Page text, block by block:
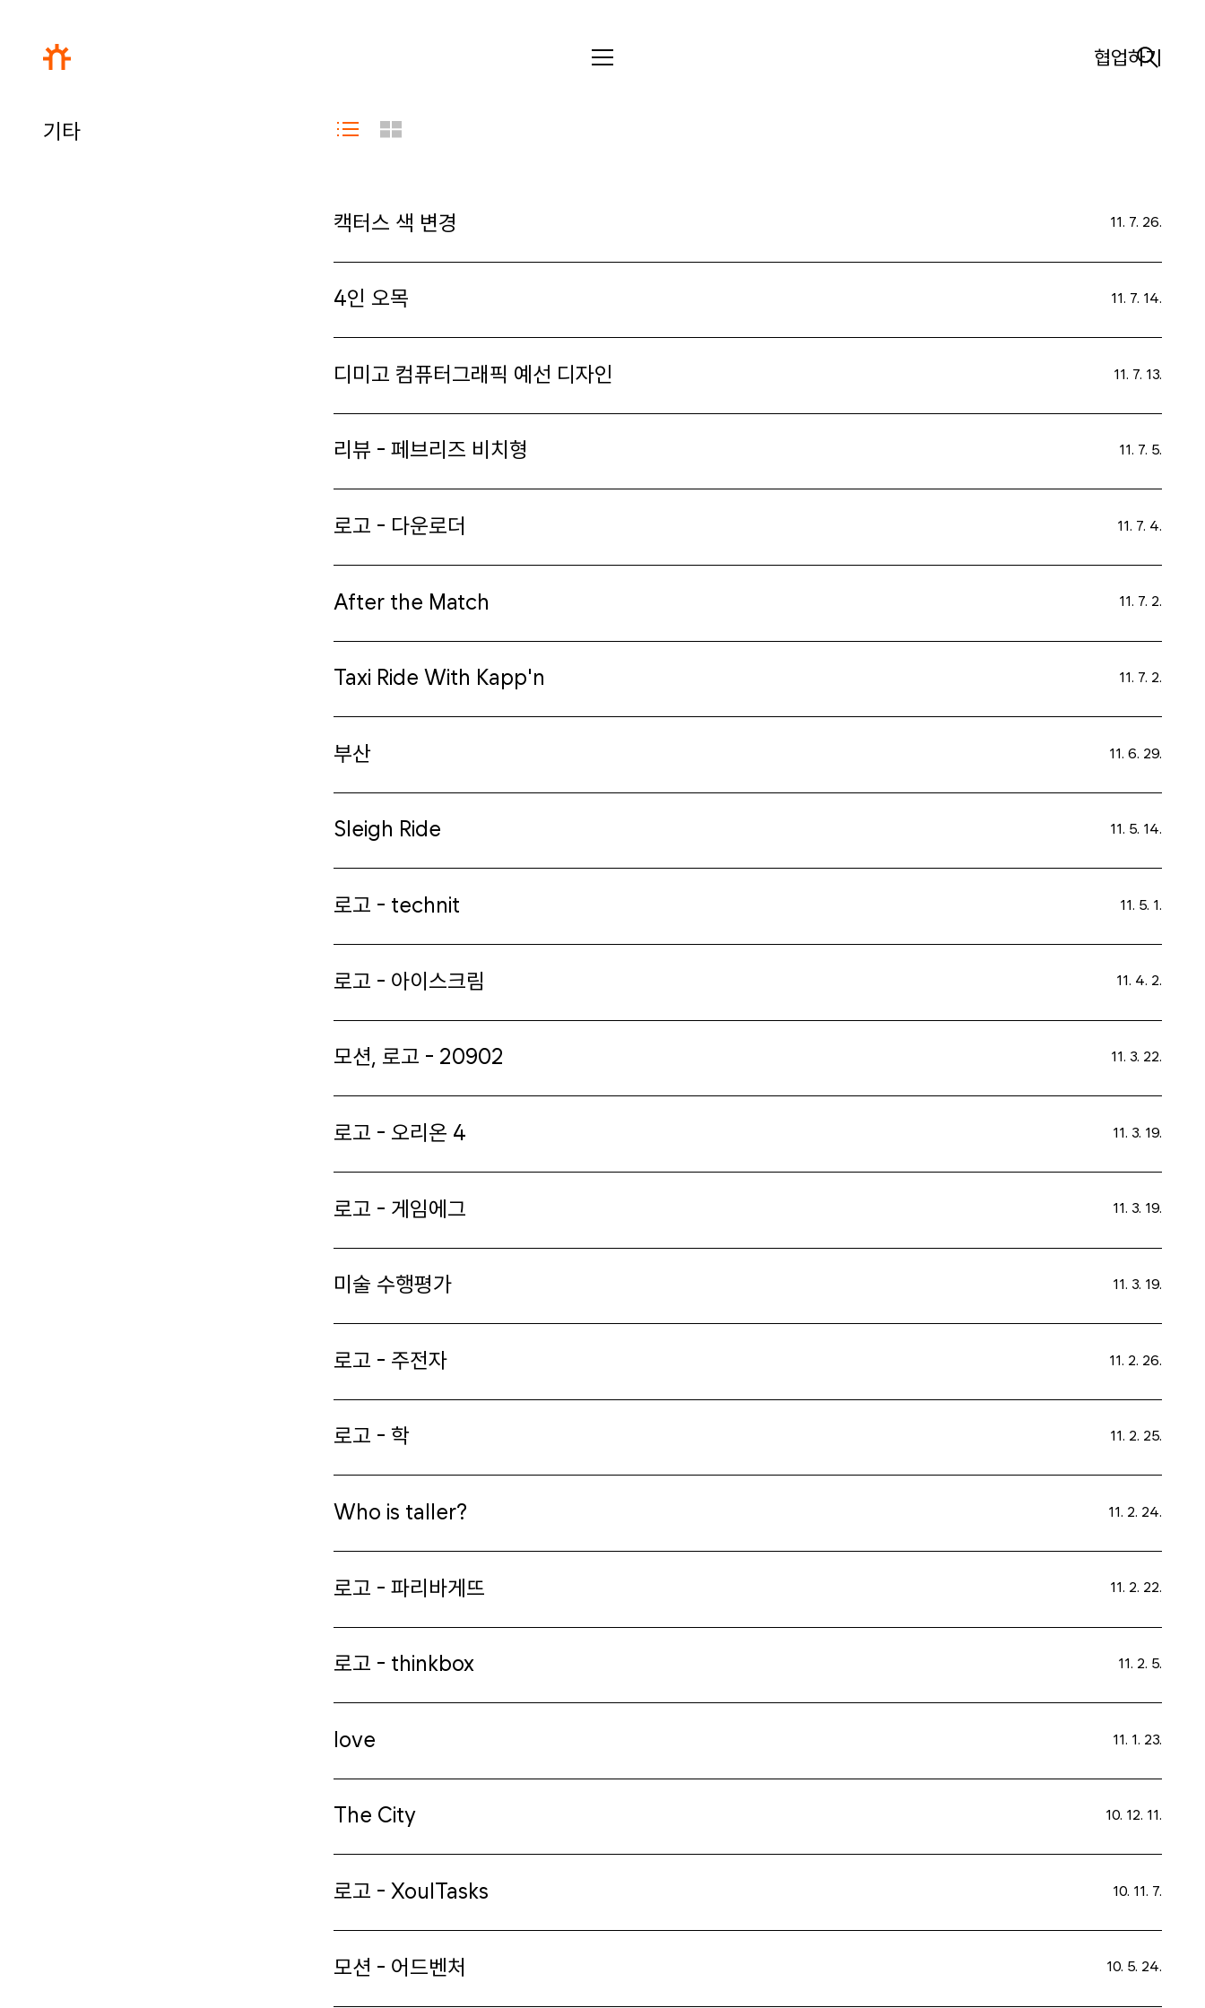
사진
그림
영상
바로가기
협업하기
기타
캑터스 색 변경 11. 7. 26.
4인 오목 11. 7. 14.
디미고 컴퓨터그래픽 예선 디자인 11. 7. 13.
리뷰 - 페브리즈 비치형 11. 7. 5.
로고 - 다운로더 11. 7. 4.
After the Match 11. 7. 2.
Taxi Ride With Kapp'n 11. 7. 2.
부산 11. 6. 29.
Sleigh Ride 11. 5. 14.
로고 - technit 11. 5. 1.
로고 - 아이스크림 11. 4. 2.
모션, 로고 - 20902 11. 3. 22.
로고 - 오리온 4 11. 3. 19.
로고 - 게임에그 11. 3. 19.
미술 수행평가 11. 3. 19.
로고 - 주전자 11. 2. 26.
로고 - 학 11. 2. 25.
Who is taller? 11. 2. 24.
로고 - 파리바게뜨 11. 2. 22.
로고 - thinkbox 11. 2. 5.
love 11. 1. 23.
The City 10. 12. 11.
로고 - XoulTasks 10. 11. 7.
모션 - 어드벤처 10. 5. 24.